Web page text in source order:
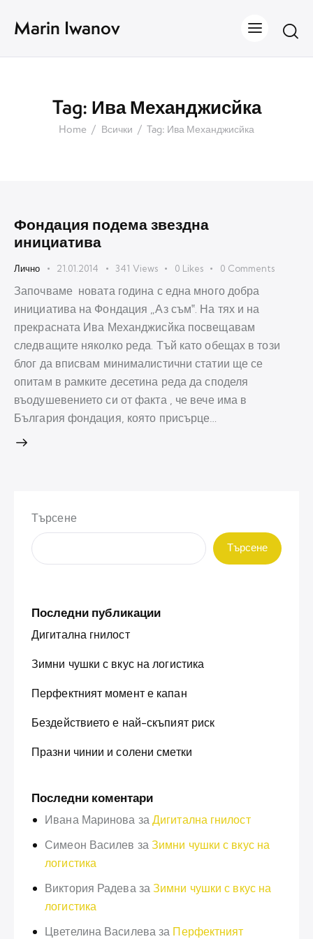
Marin Iwanov
Tag: Ива Механджисйка
Home Всички Tag: Ива Механджисйка
Фондация подема звездна
инициатива
Лично 21.01.2014 341 Views 0 Likes 0 Comments
Започваме новата година с една много добра
инициатива на Фондация „Аз съм‟. На тях и на
прекрасната Ива Механджисйка посвещавам
следващите няколко реда. Тъй като обещах в този
блог да вписвам минималистични статии ще се
опитам в рамките десетина реда да споделя
въодушевението си от факта , че вече има в
България фондация, която присърце…
Търсене
Търсене
Последни публикации
Дигитална гнилост
Зимни чушки с вкус на логистика
Перфектният момент е капан
Бездействието е най-скъпият риск
Празни чинии и солени сметки
Последни коментари
Ивана Маринова за Дигитална гнилост
Симеон Василев за Зимни чушки с вкус на
логистика
Виктория РадевазаЗимни чушки с вкус на
логистика
Цветелина Василева за Перфектният